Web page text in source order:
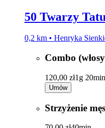
50 Twarzy
0,2 km • Henryka
Combo
120,00 zł1g 20min
Umów
Strzyżenie